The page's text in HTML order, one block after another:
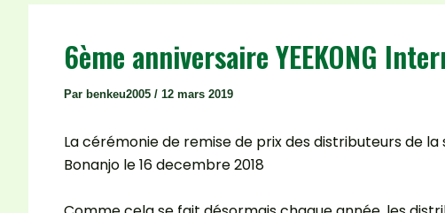
6ème anniversaire YEEKONG
Par benkeu2005 / 12 mars 2019
La cérémonie de remise de prix des distributeurs de la
Bonanjo le 16 decembre 2018